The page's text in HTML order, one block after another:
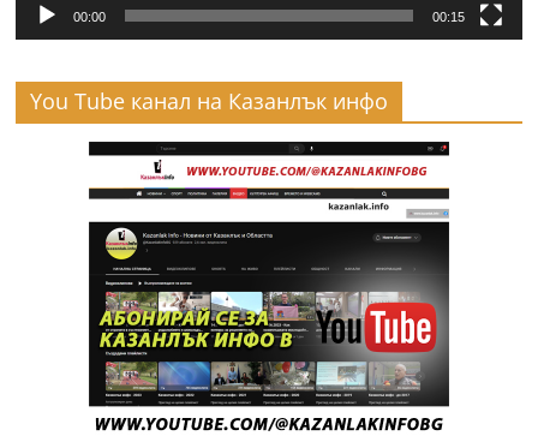
00:00 00:15
You Tube канал на Казанлък инфо